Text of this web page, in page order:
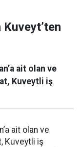
Kuveyt’ten
ait olan ve
Kuveytli iş
ait olan ve
Kuveytli iş